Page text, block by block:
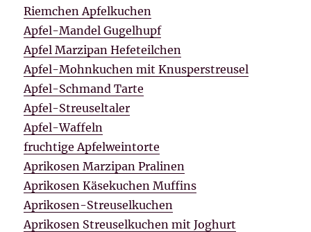
Riemchen Apfelkuchen
Apfel-Mandel Gugelhupf
Apfel Marzipan Hefeteilchen
Apfel-Mohnkuchen mit Knusperstreusel
Apfel-Schmand Tarte
Apfel-Streuseltaler
Apfel-Waffeln
fruchtige Apfelweintorte
Aprikosen Marzipan Pralinen
Aprikosen Käsekuchen Muffins
Aprikosen-Streuselkuchen
Aprikosen Streuselkuchen mit Joghurt